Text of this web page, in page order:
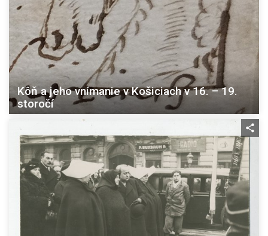
Kôň a jeho vnímanie v Košiciach v 16. – 19.
storočí